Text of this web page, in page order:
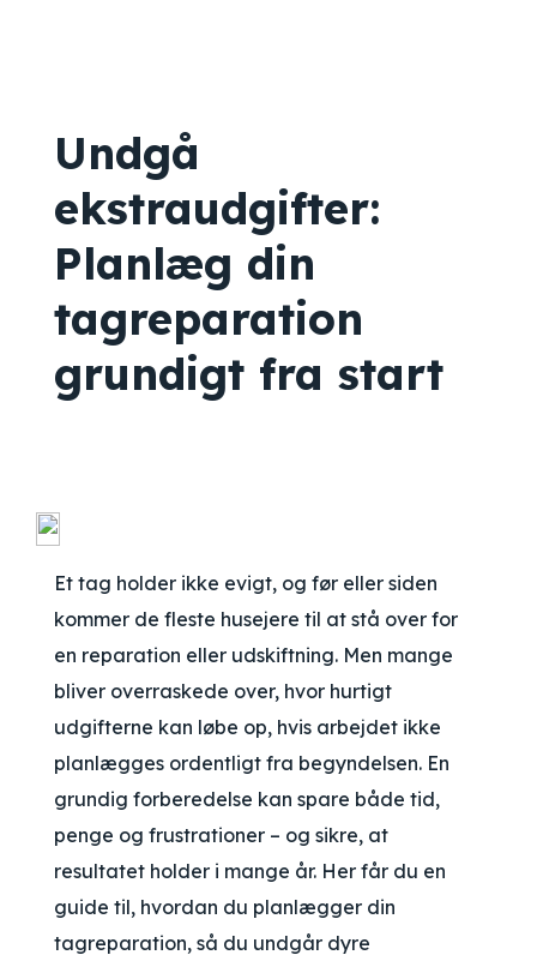
Undgå
ekstraudgifter:
Planlæg din
tagreparation
grundigt fra start
Et tag holder ikke evigt, og før eller siden
kommer de fleste husejere til at stå over for
en reparation eller udskiftning. Men mange
bliver overraskede over, hvor hurtigt
udgifterne kan løbe op, hvis arbejdet ikke
planlægges ordentligt fra begyndelsen. En
grundig forberedelse kan spare både tid,
penge og frustrationer – og sikre, at
resultatet holder i mange år. Her får du en
guide til, hvordan du planlægger din
tagreparation, så du undgår dyre